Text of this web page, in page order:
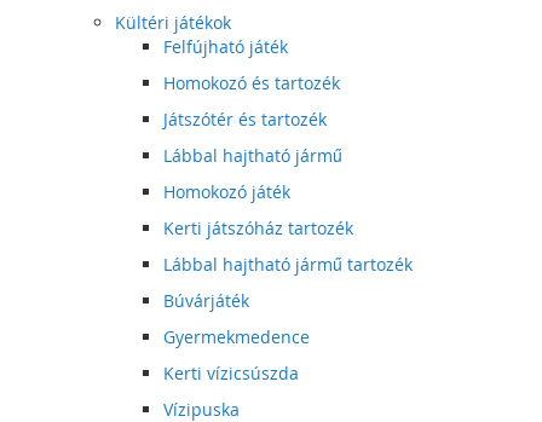
Kültéri játékok
Felfújható játék
Homokozó és tartozék
Játszótér és tartozék
Lábbal hajtható jármű
Homokozó játék
Kerti játszóház tartozék
Lábbal hajtható jármű tartozék
Búvárjáték
Gyermekmedence
Kerti vízicsúszda
Vízipuska